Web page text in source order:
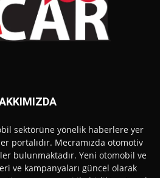
sektörüne yönelik haberlere yer
portalıdır. Mecramızda otomotiv
bulunmaktadır. Yeni otomobil ve
ve kampanyaları güncel olarak